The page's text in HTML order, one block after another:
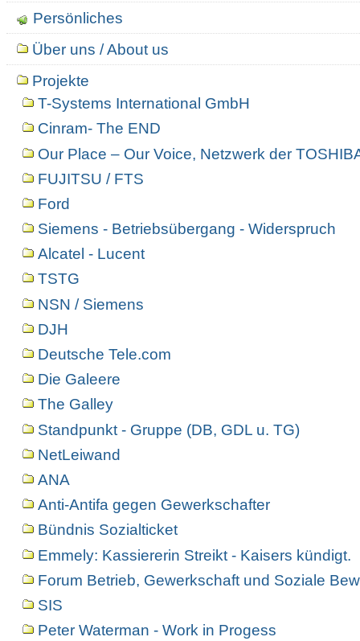
Persönliches
Über uns / About us
Projekte
T-Systems International GmbH
Cinram- The END
Our Place – Our Voice, Netzwerk der
FUJITSU / FTS
Ford
Siemens - Betriebsübergang - Widerspruch
Alcatel - Lucent
TSTG
NSN / Siemens
DJH
Deutsche Tele.com
Die Galeere
The Galley
Standpunkt - Gruppe (DB, GDL u. TG)
NetLeiwand
ANA
Anti-Antifa gegen Gewerkschafter
Bündnis Sozialticket
Emmely: Kassiererin Streikt - Kaisers kündigt.
Forum Betrieb, Gewerkschaft und Soziale
SIS
Peter Waterman - Work in Progess